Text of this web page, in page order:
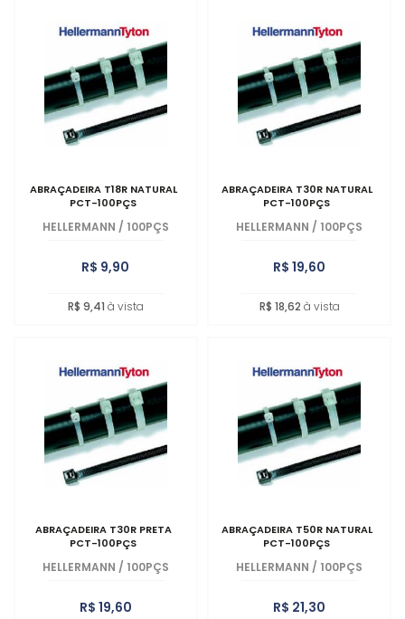
ABRAÇADEIRA T18R NATURAL
PCT-100PÇS
HELLERMANN / 100PÇS
R$ 9,90
R$ 9,41 à vista
ABRAÇADEIRA T30R NATURAL
PCT-100PÇS
HELLERMANN / 100PÇS
R$ 19,60
R$ 18,62 à vista
ABRAÇADEIRA T30R PRETA
PCT-100PÇS
HELLERMANN / 100PÇS
R$ 19,60
ABRAÇADEIRA T50R NATURAL
PCT-100PÇS
HELLERMANN / 100PÇS
R$ 21,30